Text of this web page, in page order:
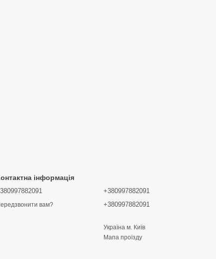
інформація
вам?
+380997882091
+380997882091
Україна м. Київ
Мапа проїзду